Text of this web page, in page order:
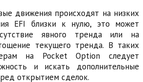
движения происходят на низких
EFI близки к нулю, это может
явного тренда или на
текущего тренда. В таких
на Pocket Option следует
и искать дополнительные
открытием сделок.